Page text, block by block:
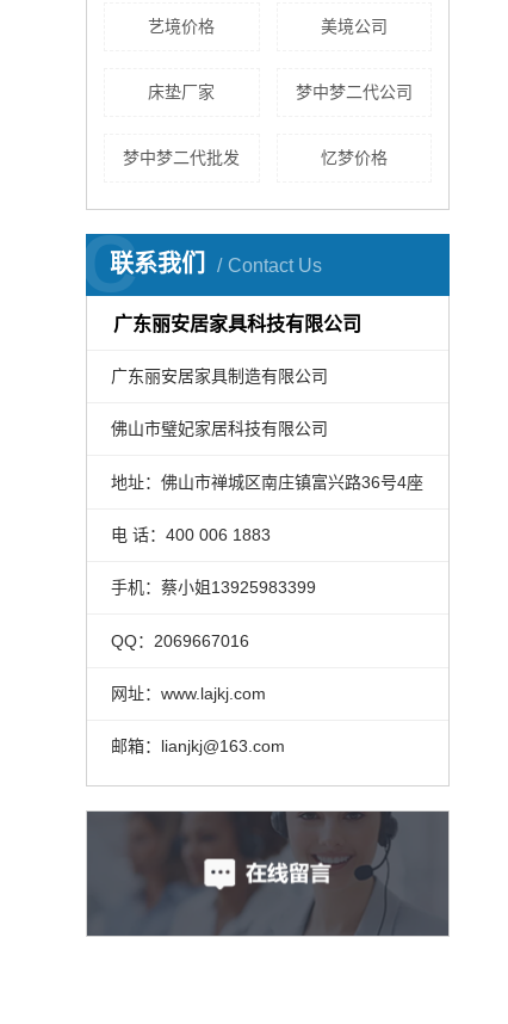
艺境价格 美境公司
床垫厂家 梦中梦二代公司
梦中梦二代批发 忆梦价格
联系我们 Contact Us
C
广东丽安居家具科技有限公司
广东丽安居家具制造有限公司
佛山市璧妃家居科技有限公司
地址：佛山市禅城区南庄镇富兴路36号4座
电 话：400 006 1883
手机：蔡小姐13925983399
QQ：2069667016
网址：www.lajkj.com
邮箱：lianjkj@163.com